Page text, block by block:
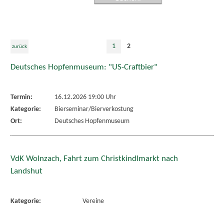
zurück 1 2
Deutsches Hopfenmuseum: "US-Craftbier"
Termin:
16.12.2026 19:00 Uhr
Kategorie:
Bierseminar/Bierverkostung
Ort:
Deutsches Hopfenmuseum
VdK Wolnzach, Fahrt zum Christkindlmarkt nach
Landshut
Kategorie:
Vereine